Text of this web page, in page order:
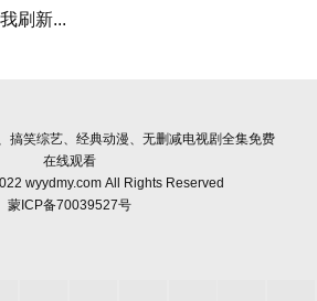
刷新...
搞笑综艺、经典动漫、无删减电视剧全集免费
在线观看
wyydmy.com All Rights Reserved
蒙ICP备70039527号